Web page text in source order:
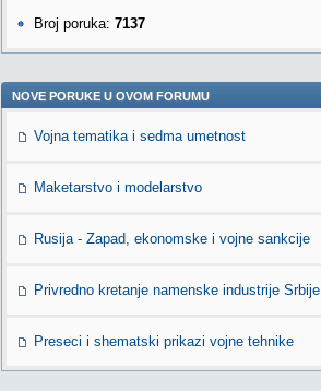
Broj poruka: 7137
NOVE PORUKE U OVOM FORUMU
Vojna tematika i sedma umetnost
Maketarstvo i modelarstvo
Rusija - Zapad, ekonomske i vojne sankcije
Privredno kretanje namenske industrije Srbije
Preseci i shematski prikazi vojne tehnike